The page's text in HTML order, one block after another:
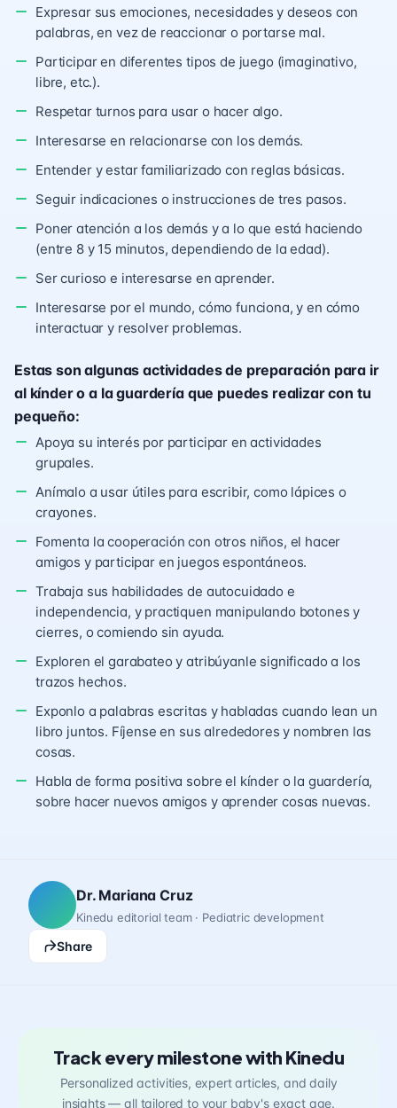
Expresar sus emociones, necesidades y deseos con
palabras, en vez de reaccionar o portarse mal.
Participar en diferentes tipos de juego (imaginativo,
libre, etc.).
Respetar turnos para usar o hacer algo.
Interesarse en relacionarse con los demás.
Entender y estar familiarizado con reglas básicas.
Seguir indicaciones o instrucciones de tres pasos.
Poner atención a los demás y a lo que está haciendo
(entre 8 y 15 minutos, dependiendo de la edad).
Ser curioso e interesarse en aprender.
Interesarse por el mundo, cómo funciona, y en cómo
interactuar y resolver problemas.
Estas son algunas actividades de preparación para ir
al kínder o a la guardería que puedes realizar con tu
pequeño:
Apoya su interés por participar en actividades
grupales.
Anímalo a usar útiles para escribir, como lápices o
crayones.
Fomenta la cooperación con otros niños, el hacer
amigos y participar en juegos espontáneos.
Trabaja sus habilidades de autocuidado e
independencia, y practiquen manipulando botones y
cierres, o comiendo sin ayuda.
Exploren el garabateo y atribúyanle significado a los
trazos hechos.
Exponlo a palabras escritas y habladas cuando lean un
libro juntos. Fíjense en sus alrededores y nombren las
cosas.
Habla de forma positiva sobre el kínder o la guardería,
sobre hacer nuevos amigos y aprender cosas nuevas.
Dr. Mariana Cruz
Kinedu editorial team · Pediatric development
Share
Track every milestone with Kinedu
Personalized activities, expert articles, and daily
insights — all tailored to your baby's exact age.